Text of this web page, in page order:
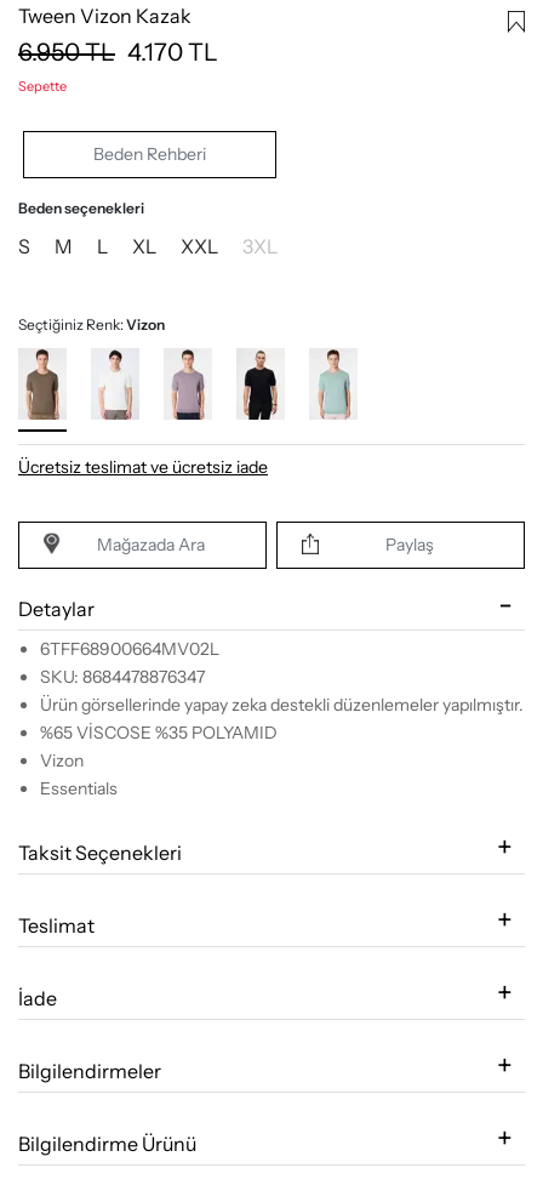
Tween Vizon Kazak
6.950TL 4.170TL
Sepette
Beden Rehberi
Beden seçenekleri
S M L XL XXL 3XL
Seçtiğiniz Renk:Vizon
Ücretsiz teslimat ve ücretsiz iade
Mağazada Ara Paylaş
Detaylar
6TFF68900664MV02L
SKU: 8684478876347
Ürün görsellerinde yapay zeka destekli düzenlemeler yapılmıştır.
%65 VİSCOSE %35 POLYAMID
Vizon
Essentials
Taksit Seçenekleri
Teslimat
İade
Bilgilendirmeler
Bilgilendirme Ürünü